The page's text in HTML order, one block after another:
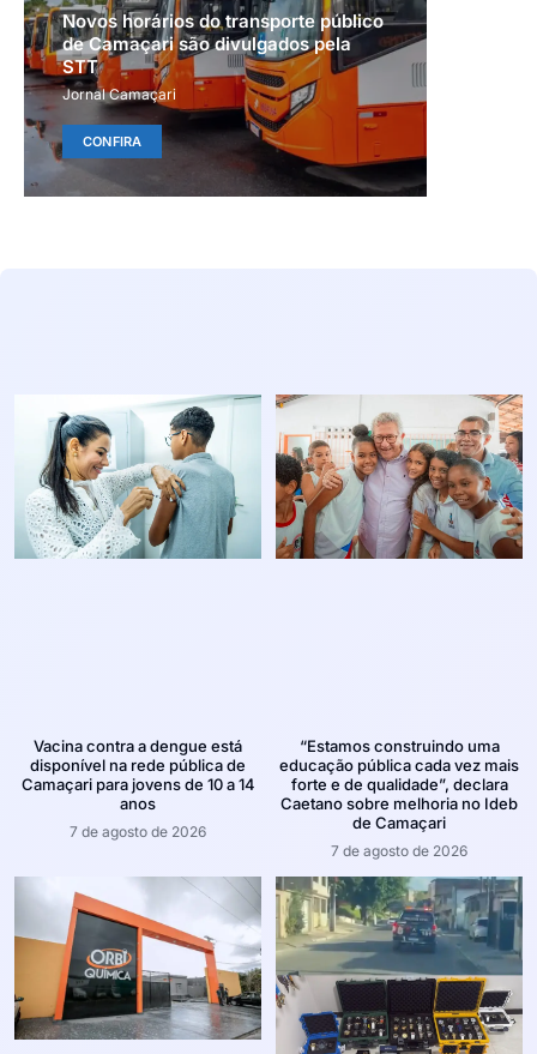
Novos horários do transporte público
de Camaçari são divulgados pela
STT
Jornal Camaçari
CONFIRA
Vacina contra a dengue está
disponível na rede pública de
Camaçari para jovens de 10 a 14
anos
7 de agosto de 2026
“Estamos construindo uma
educação pública cada vez mais
forte e de qualidade”, declara
Caetano sobre melhoria no Ideb
de Camaçari
7 de agosto de 2026